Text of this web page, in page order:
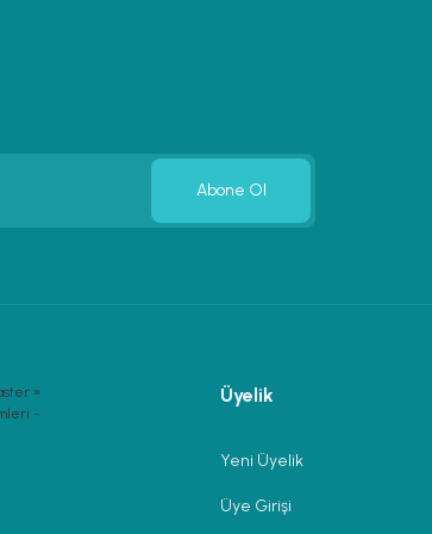
Abone Ol
Üyelik
Yeni Üyelik
Üye Girişi